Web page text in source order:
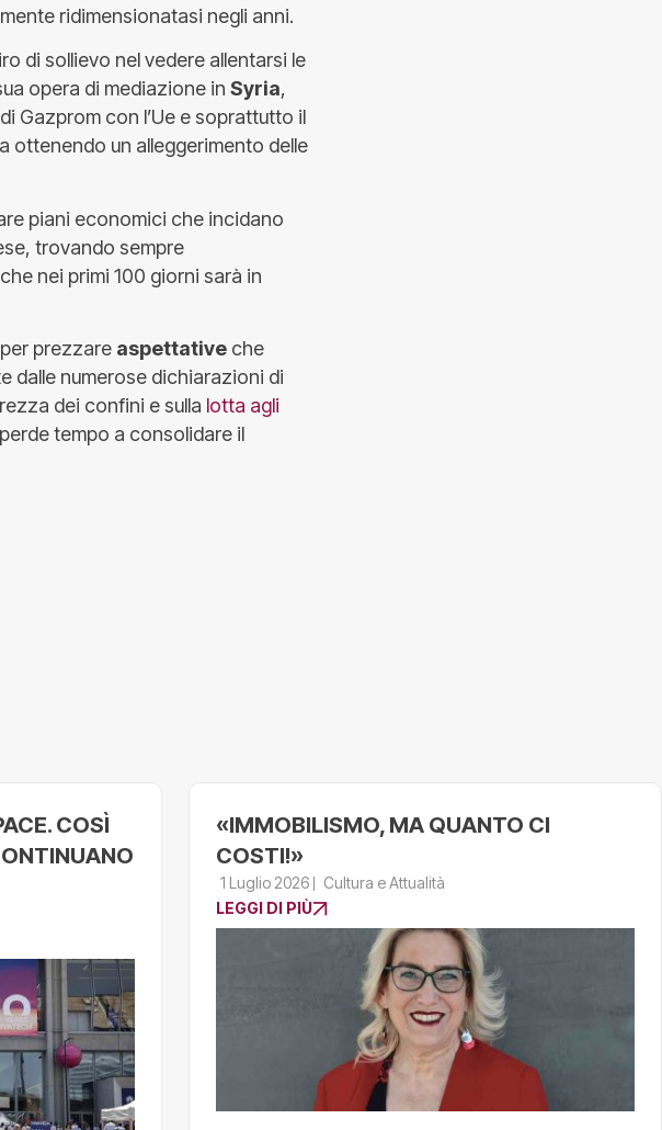
ridimensionatasi negli anni.
di sollievo nel vedere allentarsi le
opera di mediazione in Syria,
Gazprom con l’Ue e soprattutto il
ottenendo un alleggerimento delle
piani economici che incidano
trovando sempre
nei primi 100 giorni sarà in
prezzare aspettative che
dalle numerose dichiarazioni di
dei confini e sulla lotta agli
tempo a consolidare il
COSÌ
«IMMOBILISMO, MA QUANTO CI
COSTI!»
1 Luglio 2026
Cultura e Attualità
LEGGI DI PIÙ